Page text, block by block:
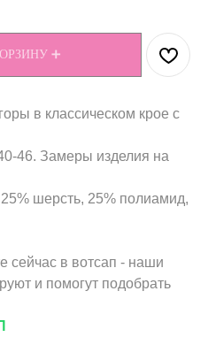
➕
в классическом крое с
46. Замеры изделия на
шерсть, 25% полиамид,
в вотсап - наши
и помогут подобрать